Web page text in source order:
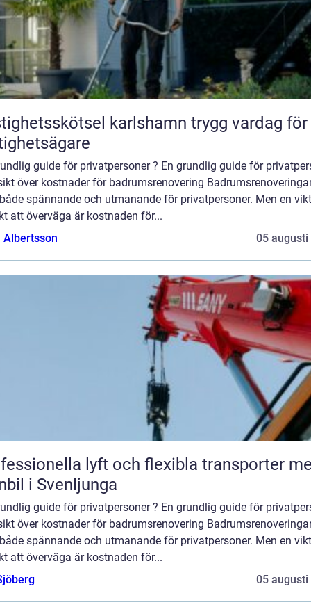
karlshamn trygg vardag för
guide för privatpersoner ? En grundlig guide för
över kostnader för badrumsrenovering
spännande och utmanande för privatpersoner. Men en
att överväga är kostnaden för...
Albertsson
05 augusti
lyft och flexibla transporter
i Svenljunga
guide för privatpersoner ? En grundlig guide för
över kostnader för badrumsrenovering
spännande och utmanande för privatpersoner. Men en
att överväga är kostnaden för...
05 augusti